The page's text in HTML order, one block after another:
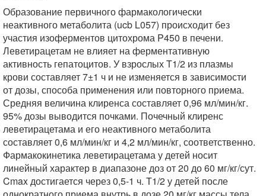
Образование первичного фармакологически
неактивного метаболита (ucb L057) происходит без
участия изоферментов цитохрома P450 в печени.
Леветирацетам не влияет на ферментативную
активность гепатоцитов. У взрослых T1/2 из плазмы
крови составляет 7±1 ч и не изменяется в зависимости
от дозы, способа применения или повторного приема.
Средняя величина клиренса составляет 0,96 мл/мин/кг.
95% дозы выводится почками. Почечный клиренс
леветирацетама и его неактивного метаболита
составляет 0,6 мл/мин/кг и 4,2 мл/мин/кг, соответственно.
Фармакокинетика леветирацетама у детей носит
линейный характер в диапазоне доз от 20 до 60 мг/кг/сут.
Cmax достигается через 0,5-1 ч. T1/2 у детей после